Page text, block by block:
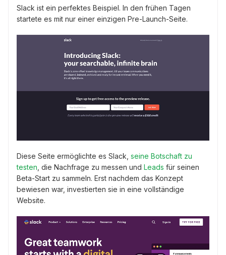
Slack ist ein perfektes Beispiel. In den frühen Tagen
startete es mit nur einer einzigen Pre-Launch-Seite.
Diese Seite ermöglichte es Slack, seine Botschaft zu
testen , die Nachfrage zu messen und Leads für seinen
Beta-Start zu sammeln. Erst nachdem das Konzept
bewiesen war, investierten sie in eine vollständige
Website.